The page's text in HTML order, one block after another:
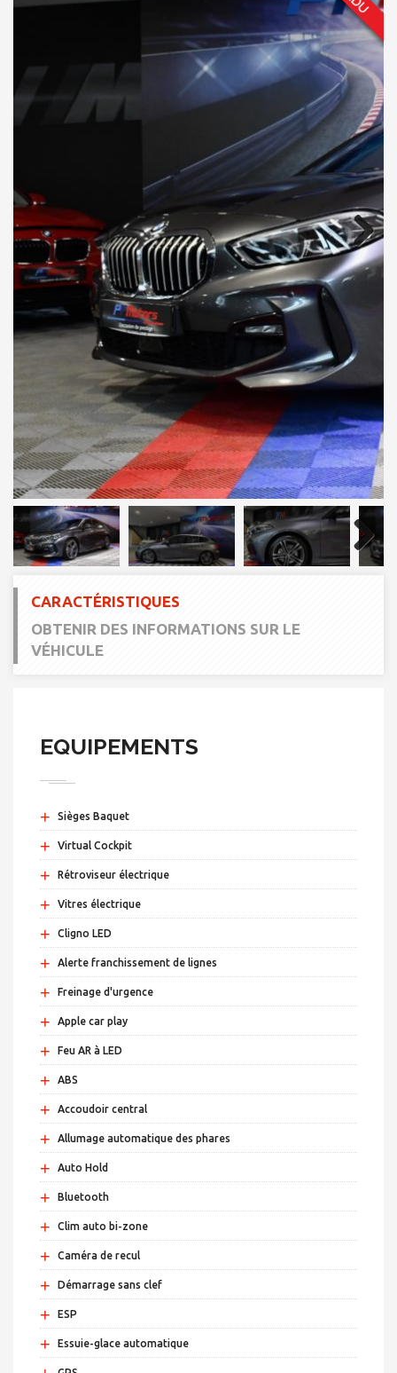
Next
Next
CARACTÉRISTIQUES
OBTENIR DES INFORMATIONS SUR LE
VÉHICULE
EQUIPEMENTS
+ Sièges Baquet
+ Virtual Cockpit
+ Rétroviseur électrique
+ Vitres électrique
+ Cligno LED
+ Alerte franchissement de lignes
+ Freinage d'urgence
+ Apple car play
+ Feu AR à LED
+ ABS
+ Accoudoir central
+ Allumage automatique des phares
+ Auto Hold
+ Bluetooth
+ Clim auto bi-zone
+ Caméra de recul
+ Démarrage sans clef
+ ESP
+ Essuie-glace automatique